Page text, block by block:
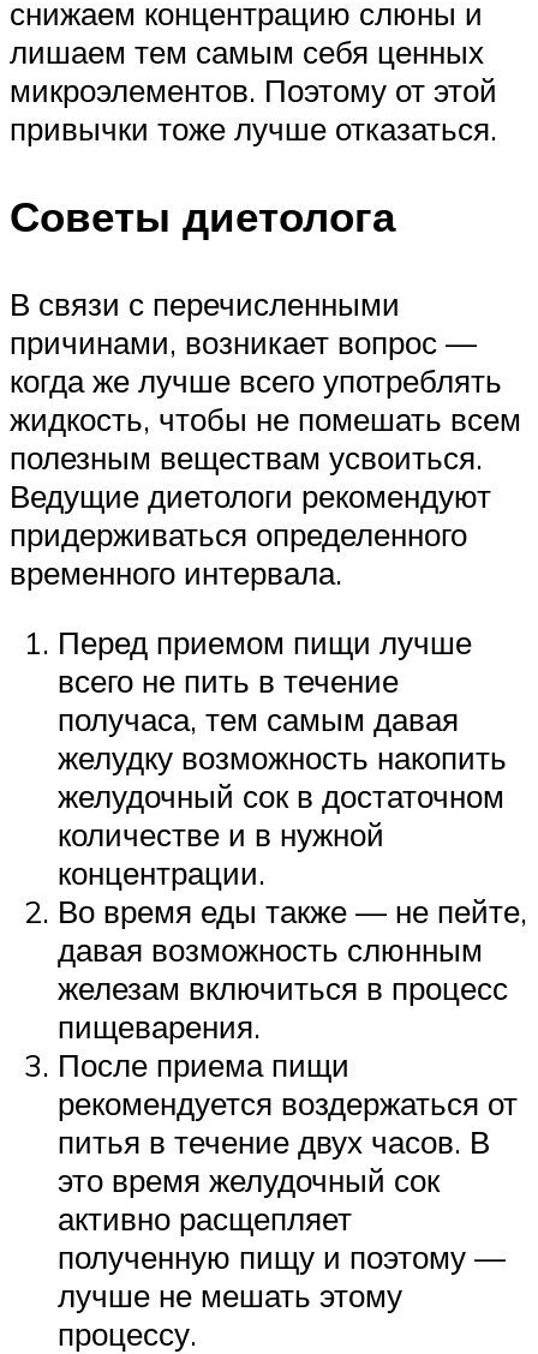
снижаем концентрацию слюны и
лишаем тем самым себя ценных
микроэлементов. Поэтому от этой
привычки тоже лучше отказаться.
Советы диетолога
В связи с перечисленными
причинами, возникает вопрос —
когда же лучше всего употреблять
жидкость, чтобы не помешать всем
полезным веществам усвоиться.
Ведущие диетологи рекомендуют
придерживаться определенного
временного интервала.
Перед приемом пищи лучше
всего не пить в течение
получаса, тем самым давая
желудку возможность накопить
желудочный сок в достаточном
количестве и в нужной
концентрации.
Во время еды также — не пейте,
давая возможность слюнным
железам включиться в процесс
пищеварения.
После приема пищи
рекомендуется воздержаться от
питья в течение двух часов. В
это время желудочный сок
активно расщепляет
полученную пищу и поэтому —
лучше не мешать этому
процессу.